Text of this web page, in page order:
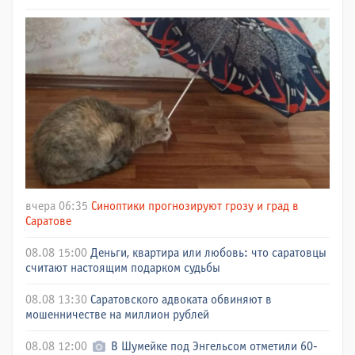
вчера 06:35 Синоптики прогнозируют грозу и град в
Саратове
08.08 15:00 Деньги, квартира или любовь: что саратовцы
считают настоящим подарком судьбы
08.08 13:30 Саратовского адвоката обвиняют в
мошенничестве на миллион рублей
08.08 12:00 В Шумейке под Энгельсом отметили 60-